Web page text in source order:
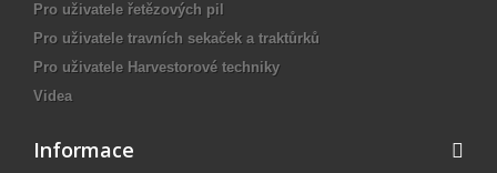
Pro uživatele řetězových pil
Pro uživatele travních sekaček a traktůrků
Pro uživatele Harvestorové techniky
Videa
Informace